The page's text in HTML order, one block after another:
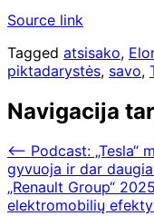
Source link
Tagged atsisako,
piktadarystės, savo,
Navigacija
⟵ Podcast: „Tesla“
gyvuoja ir dar
„Renault Group“
elektromobilių